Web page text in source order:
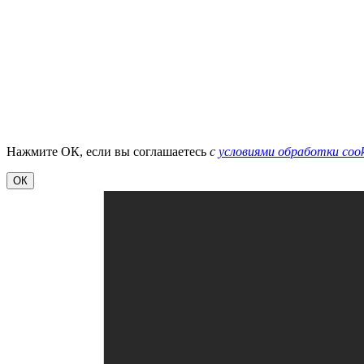
Нажмите ОК, если вы соглашаетесь с условиями обработки
ОК